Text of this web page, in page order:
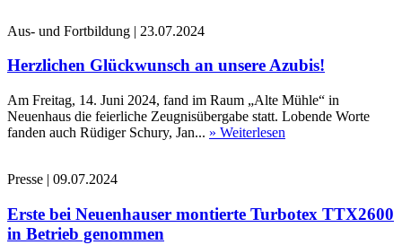
Aus- und Fortbildung | 23.07.2024
Herzlichen Glückwunsch an unsere Azubis!
Am Freitag, 14. Juni 2024, fand im Raum „Alte Mühle“ in
Neuenhaus die feierliche Zeugnisübergabe statt. Lobende Worte
fanden auch Rüdiger Schury, Jan... » Weiterlesen
Presse | 09.07.2024
Erste bei Neuenhauser montierte Turbotex TTX2600
in Betrieb genommen